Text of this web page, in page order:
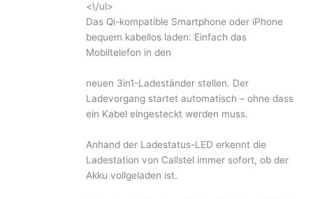
<\/ul>
Das Qi-kompatible Smartphone oder iPhone
bequem kabellos laden: Einfach das
Mobiltelefon in den
neuen 3in1-Ladeständer stellen. Der
Ladevorgang startet automatisch – ohne dass
ein Kabel eingesteckt werden muss.
Anhand der Ladestatus-LED erkennt die
Ladestation von Callstel immer sofort, ob der
Akku vollgeladen ist.